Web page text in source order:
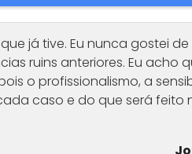
já tive. Eu nunca gostei
ruins anteriores. Eu acho
o profissionalismo, a
caso e do que será feito